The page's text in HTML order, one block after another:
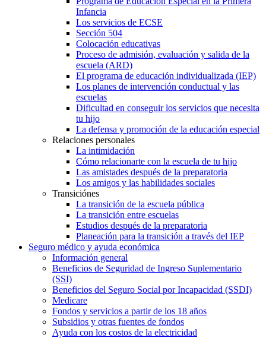
Infancia
Los servicios de ECSE
Sección 504
Colocación educativas
Proceso de admisión, evaluación y salida de la
escuela (ARD)
El programa de educación individualizada (IEP)
Los planes de intervención conductual y las
escuelas
Dificultad en conseguir los servicios que necesita
tu hijo
La defensa y promoción de la educación especial
Relaciones personales
La intimidación
Cómo relacionarte con la escuela de tu hijo
Las amistades después de la preparatoria
Los amigos y las habilidades sociales
Transiciónes
La transición de la escuela pública
La transición entre escuelas
Estudios después de la preparatoria
Planeación para la transición a través del IEP
Seguro médico y ayuda económica
Información general
Beneficios de Seguridad de Ingreso Suplementario
(SSI)
Beneficios del Seguro Social por Incapacidad (SSDI)
Medicare
Fondos y servicios a partir de los 18 años
Subsidios y otras fuentes de fondos
Ayuda con los costos de la electricidad